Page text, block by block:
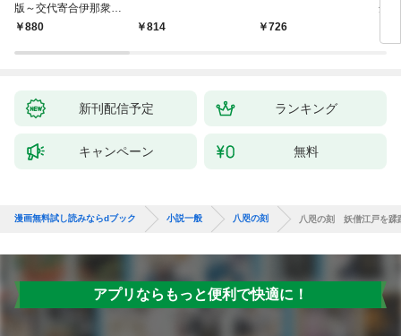
版～交代寄合伊那衆異
聞（1）～
880 814 726
舟
新刊配信予定 ランキング
キャンペーン 無料
漫画無料試し読みならdブック 小説一般 八咫の刻 八咫の刻 妖僧江戸を蹂
アプリならもっと便利で快適に！